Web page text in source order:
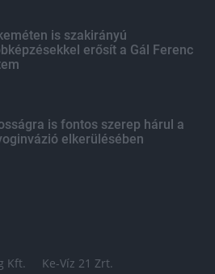
is szakirányú
erősít a Gál Ferenc
is fontos szerep hárul a
elkerülésében
Kft. Ke-Víz 21 Zrt.